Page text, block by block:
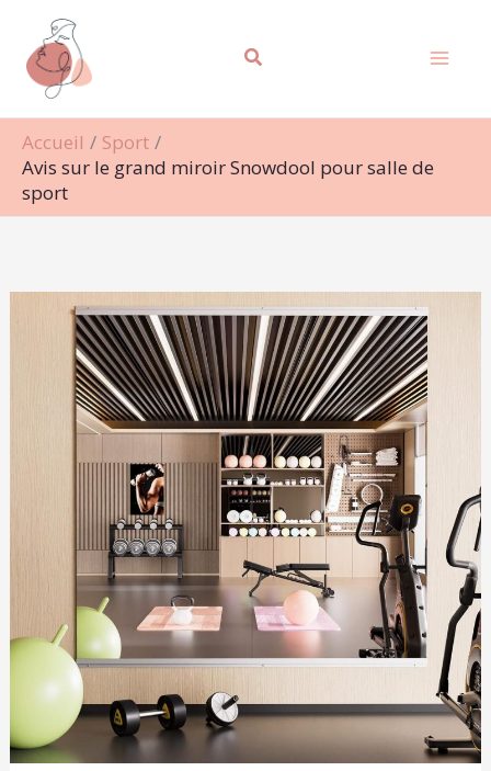
contenu
Accueil
Sport
Avis sur le grand miroir Snowdool pour salle de
sport
Rechercher